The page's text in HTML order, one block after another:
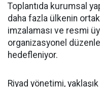
Toplantıda kurumsal
daha fazla ülkenin
imzalaması ve resmi
organizasyonel
hedefleniyor.
Riyad yönetimi,